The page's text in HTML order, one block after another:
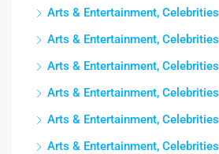
Arts & Entertainment, Celebrities
Arts & Entertainment, Celebrities
Arts & Entertainment, Celebrities
Arts & Entertainment, Celebrities
Arts & Entertainment, Celebrities
Arts & Entertainment, Celebrities